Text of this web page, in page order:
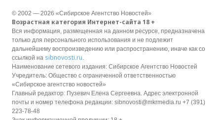
© 2002 — 2026 «Сибирское Агентство Новостей»
Возрастная категория Интернет-сайта 18 +
Вся информация, размещенная на данном ресурсе, предназначена
только для персонального использования и не подлежит
дальнейшему воспроизведению или распространению, иначе как со
ссылкой на sibnovosti.ru.
Наименование сетевого издания: Сибирское Агентство Новостей
Учредитель: Общество с ограниченной ответственностью
«Сибирское агентство новостей»
Главный редактор: Пузевич Елена Сергеевна. Адрес электронной
почты и номер телефона редакции: sibnovosti@mkrmedia.ru +7 (391)
223-78-48